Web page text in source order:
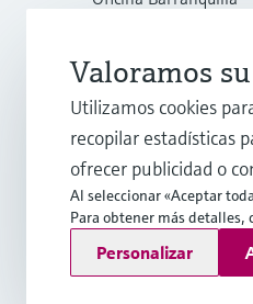
Oficina Cali
+57 602 4876008
info.co@endress.com
Copyright ©
Pie editorialTérminos
Valoramos
Utilizamos cookies
recopilar estadísticas
ofrecer publicidad o
Al seleccionar «Aceptar
Para obtener más detalles,
Personalizar